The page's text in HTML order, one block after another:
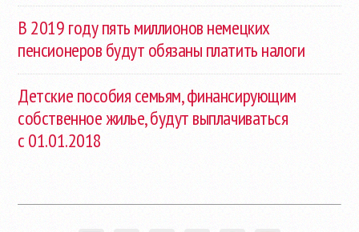
В 2019 году пять миллионов немецких
пенсионеров будут обязаны платить налоги
Детские пособия семьям, финансирующим
собственное жилье, будут выплачиваться
с 01.01.2018